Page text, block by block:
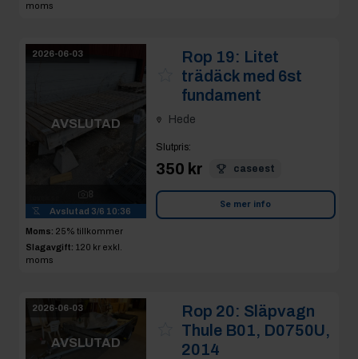
moms
2026-06-03
AVSLUTAD
8
Avslutad 3/6 10:36
Moms: 25% tillkommer
Slagavgift: 120 kr exkl.
moms
Rop 19: Litet
trädäck med 6st
fundament
Hede
Slutpris:
350 kr caseest
Se mer info
2026-06-03
AVSLUTAD
Rop 20: Släpvagn
Thule B01, D0750U,
2014